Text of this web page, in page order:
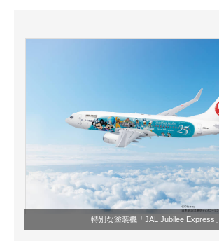
好きが集まる 比べて選べる
ビジネスと働き方のヒント
AI活用のいまが分かる
企業ITのトレンドを詳説
特別な塗装機「JAL Jubilee Express」